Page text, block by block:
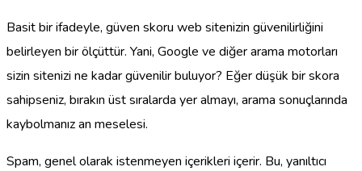
Basit bir ifadeyle, güven skoru web sitenizin güvenilirliğini
belirleyen bir ölçüttür. Yani, Google ve diğer arama motorları
sizin sitenizi ne kadar güvenilir buluyor? Eğer düşük bir skora
sahipseniz, bırakın üst sıralarda yer almayı, arama sonuçlarında
kaybolmanız an meselesi.
Spam, genel olarak istenmeyen içerikleri içerir. Bu, yanıltıcı